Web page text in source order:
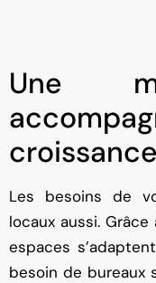
Une
croissance
Les besoins de
locaux aussi.
espaces
besoin de bureaux